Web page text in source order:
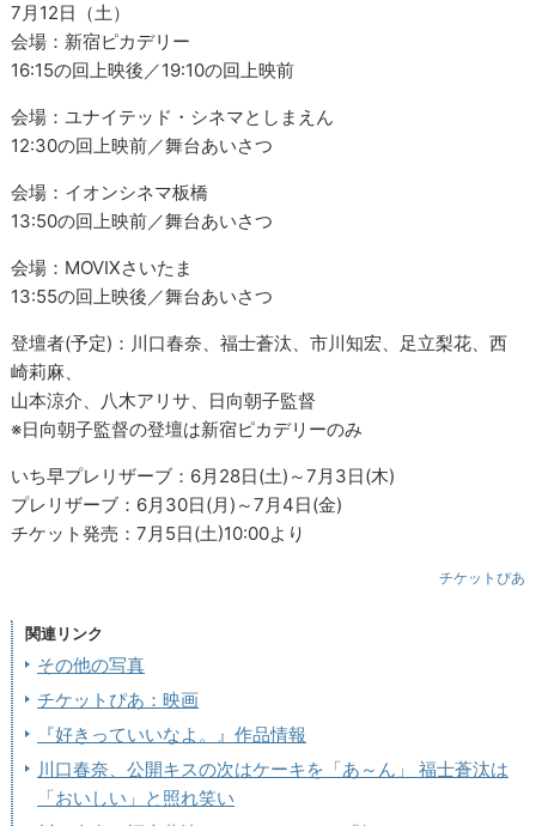
7月12日（土）
会場：新宿ピカデリー
16:15の回上映後／19:10の回上映前
会場：ユナイテッド・シネマとしまえん
12:30の回上映前／舞台あいさつ
会場：イオンシネマ板橋
13:50の回上映前／舞台あいさつ
会場：MOVIXさいたま
13:55の回上映後／舞台あいさつ
登壇者(予定)：川口春奈、福士蒼汰、市川知宏、足立梨花、西
崎莉麻、
山本涼介、八木アリサ、日向朝子監督
※日向朝子監督の登壇は新宿ピカデリーのみ
いち早プレリザーブ：6月28日(土)～7月3日(木)
プレリザーブ：6月30日(月)～7月4日(金)
チケット発売：7月5日(土)10:00より
チケットぴあ
関連リンク
その他の写真
チケットぴあ：映画
『好きっていいなよ。』作品情報
川口春奈、公開キスの次はケーキを「あ～ん」 福士蒼汰は
「おいしい」と照れ笑い